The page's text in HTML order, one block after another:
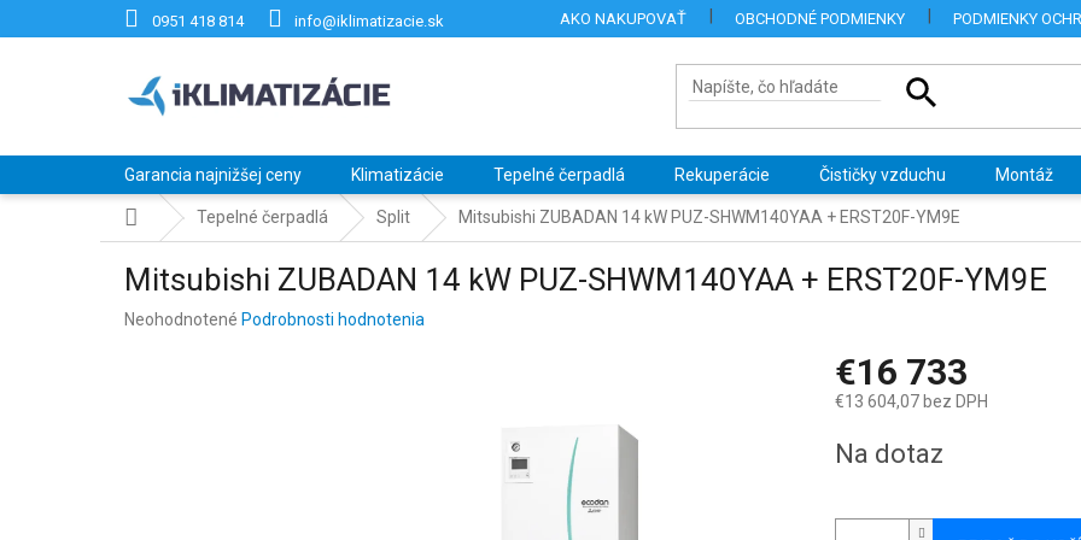
0951 418 814 info@iklimatizacie.sk AKO NAKUPOVAŤ OBCHODNÉ PODMIENKY PODMIENKY
Garancia najnižšej ceny Klimatizácie Tepelné čerpadlá Rekuperácie Čističky vzduchu Montáž
DomovTepelné čerpadlá Split Mitsubishi ZUBADAN 14 kW PUZ-SHWM140YAA + ERST20F-YM9E
Mitsubishi ZUBADAN 14 kW PUZ-SHWM140YAA + ERST20F-YM9E
Priemerné
Neohodnotené Podrobnosti hodnotenia
€16 733
€13 604,07 bez DPH
cena:
Na dotaz